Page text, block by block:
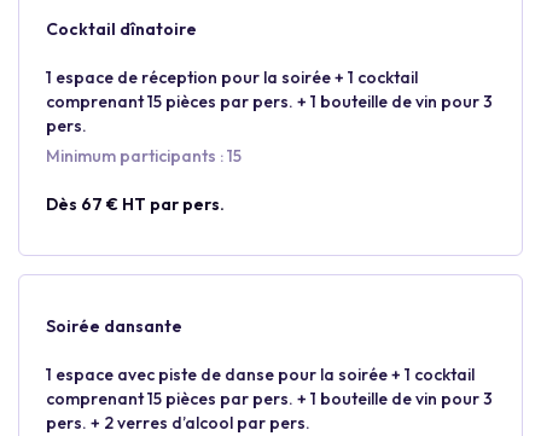
Cocktail dînatoire
1 espace de réception pour la soirée + 1 cocktail
comprenant 15 pièces par pers. + 1 bouteille de vin pour 3
pers.
Minimum participants : 15
Dès 67 € HT par pers.
Soirée dansante
1 espace avec piste de danse pour la soirée + 1 cocktail
comprenant 15 pièces par pers. + 1 bouteille de vin pour 3
pers. + 2 verres d’alcool par pers.